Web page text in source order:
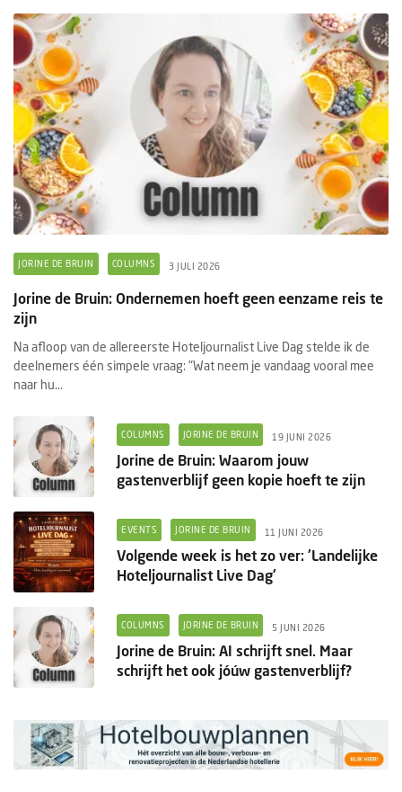
JORINE DE BRUIN COLUMNS 3 JULI 2026
Jorine de Bruin: Ondernemen hoeft geen eenzame reis te
zijn
Na afloop van de allereerste Hoteljournalist Live Dag stelde ik de
deelnemers één simpele vraag: "Wat neem je vandaag vooral mee
naar hu...
COLUMNS JORINE DE BRUIN 19 JUNI 2026
Jorine de Bruin: Waarom jouw
gastenverblijf geen kopie hoeft te zijn
EVENTS JORINE DE BRUIN 11 JUNI 2026
Volgende week is het zo ver: 'Landelijke
Hoteljournalist Live Dag'
COLUMNS JORINE DE BRUIN 5 JUNI 2026
Jorine de Bruin: AI schrijft snel. Maar
schrijft het ook jóúw gastenverblijf?